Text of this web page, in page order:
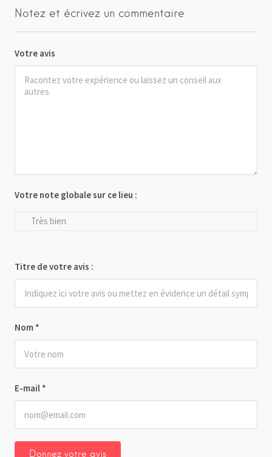
Notez et écrivez un commentaire
Votre avis
Nom *
E-mail *
Votre note globale sur ce lieu :
Très bien
Titre de votre avis :